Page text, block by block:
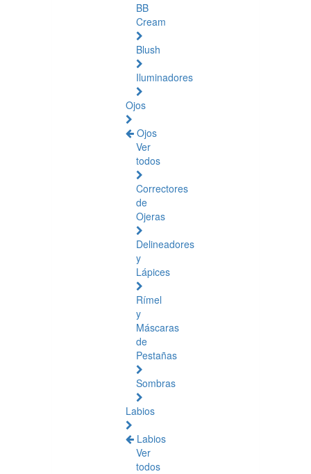
BB
Cream
Blush
Iluminadores
Ojos
Ojos
Ver
todos
Correctores
de
Ojeras
Delineadores
y
Lápices
Rímel
y
Máscaras
de
Pestañas
Sombras
Labios
Labios
Ver
todos